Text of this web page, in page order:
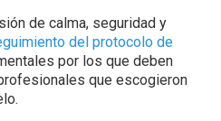
de calma, seguridad y
del protocolo de
por los que deben
que escogieron